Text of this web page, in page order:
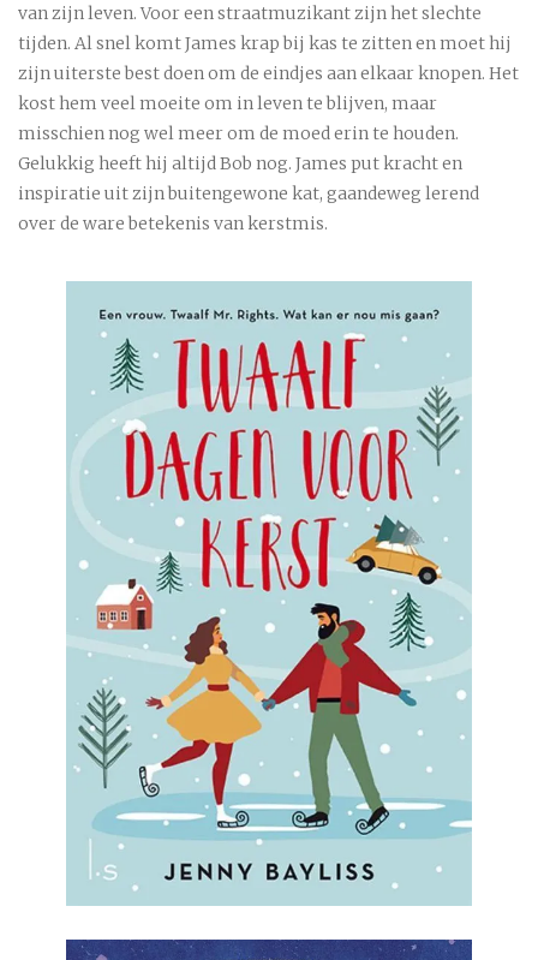
van zijn leven. Voor een straatmuzikant zijn het slechte
tijden. Al snel komt James krap bij kas te zitten en moet hij
zijn uiterste best doen om de eindjes aan elkaar knopen. Het
kost hem veel moeite om in leven te blijven, maar
misschien nog wel meer om de moed erin te houden.
Gelukkig heeft hij altijd Bob nog. James put kracht en
inspiratie uit zijn buitengewone kat, gaandeweg lerend
over de ware betekenis van kerstmis.